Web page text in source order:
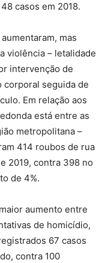
casos em 2018.
mas
violência – letalidade
intervenção de
corporal seguida de
Em relação aos
está entre as
metropolitana –
414 roubos de rua
2019, contra 398 no
de 4%.
aumento entre
de homicídio,
67 casos
contra 100